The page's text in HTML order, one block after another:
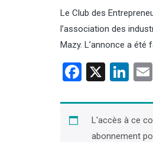
Le Club des
l’association des
Mazy. L’annonce a
X
L'accès à ce
abonnement
Jaouen, ancien
de la chambre de